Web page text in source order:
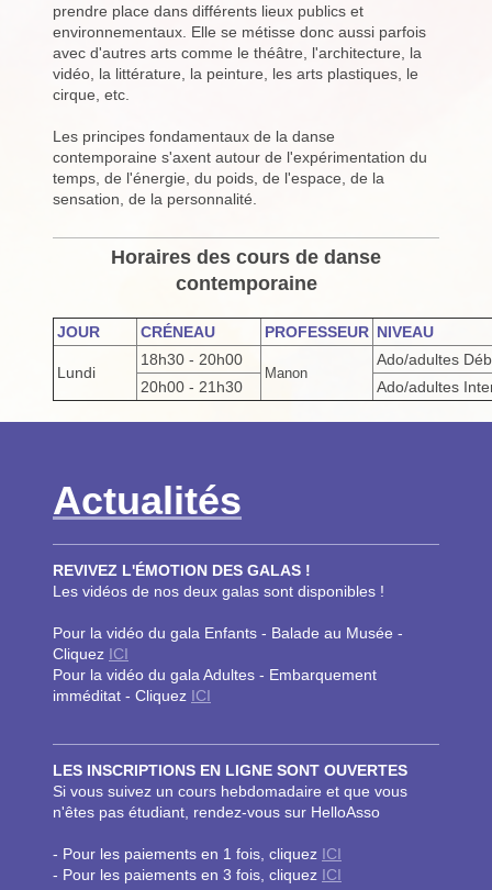
prendre place dans différents lieux publics et
environnementaux. Elle se métisse donc aussi parfois
avec d'autres arts comme le théâtre, l'architecture, la
vidéo, la littérature, la peinture, les arts plastiques, le
cirque, etc.
Les principes fondamentaux de la danse
contemporaine s'axent autour de l'expérimentation du
temps, de l'énergie, du poids, de l'espace, de la
sensation, de la personnalité.
Horaires des cours de danse
contemporaine
JOUR CRÉNEAU PROFESSEUR NIVEAU
Lundi
18h30 - 20h00
Manon
Ado/adultes
20h00 - 21h30
Ado/adultes
Actualités
REVIVEZ L'ÉMOTION DES GALAS !
Les vidéos de nos deux galas sont disponibles !
Pour la vidéo du gala Enfants - Balade au Musée -
Cliquez ICI
Pour la vidéo du gala Adultes - Embarquement
imméditat - Cliquez ICI
LES INSCRIPTIONS EN LIGNE SONT OUVERTES
Si vous suivez un cours hebdomadaire et que vous
n'êtes pas étudiant, rendez-vous sur HelloAsso
- Pour les paiements en 1 fois, cliquez ICI
- Pour les paiements en 3 fois, cliquez ICI